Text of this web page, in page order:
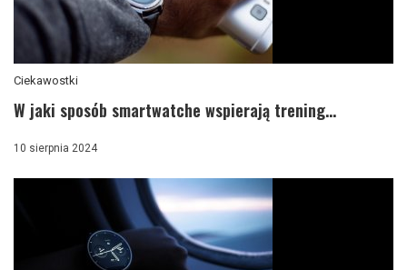
Ciekawostki
W jaki sposób smartwatche wspierają trening...
10 sierpnia 2024